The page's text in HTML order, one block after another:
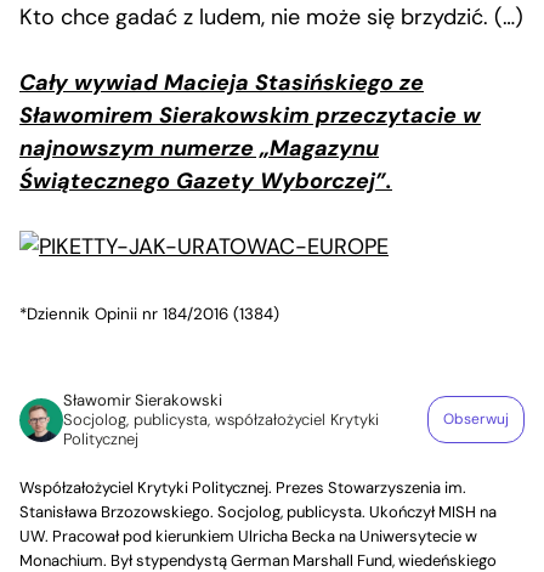
Kto chce gadać z ludem, nie może się brzydzić. (…)
Cały wywiad Macieja Stasińskiego ze
Sławomirem Sierakowskim przeczytacie w
najnowszym numerze „Magazynu
Świątecznego Gazety Wyborczej”.
*Dziennik Opinii nr 184/2016 (1384)
Sławomir Sierakowski
Socjolog, publicysta, współzałożyciel Krytyki
Politycznej
Obserwuj
Współzałożyciel Krytyki Politycznej. Prezes Stowarzyszenia im.
Stanisława Brzozowskiego. Socjolog, publicysta. Ukończył MISH na
UW. Pracował pod kierunkiem Ulricha Becka na Uniwersytecie w
Monachium. Był stypendystą German Marshall Fund, wiedeńskiego